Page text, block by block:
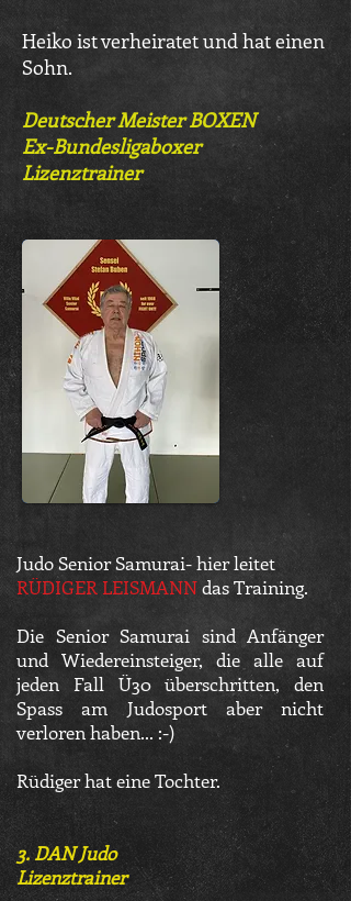
Heiko ist verheiratet und hat einen
Sohn.
Deutscher Meister BOXEN
Ex-Bundesligaboxer
Lizenztrainer
Judo Senior Samurai- hier leitet
RÜDIGER LEISMANNdas Training.
Die Senior Samurai sind Anfänger
und Wiedereinsteiger, die alle auf
jeden Fall Ü30 überschritten, den
Spass am Judosport aber nicht
verloren haben... :-)
Rüdiger hat eine Tochter.
3. DAN Judo
Lizenztrainer